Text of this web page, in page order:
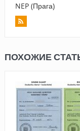
NEP (Прага)
ПОХОЖИЕ